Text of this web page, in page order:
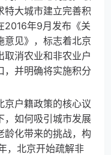
特大城市建立完善积
2016年9月发布《关
意见》，标志着北京
取消农业和非农业户
，并明确将实施积分
京户籍政策的核心议
，如何吸引城市发展
龄化带来的挑战，构
，北京开始疏解非